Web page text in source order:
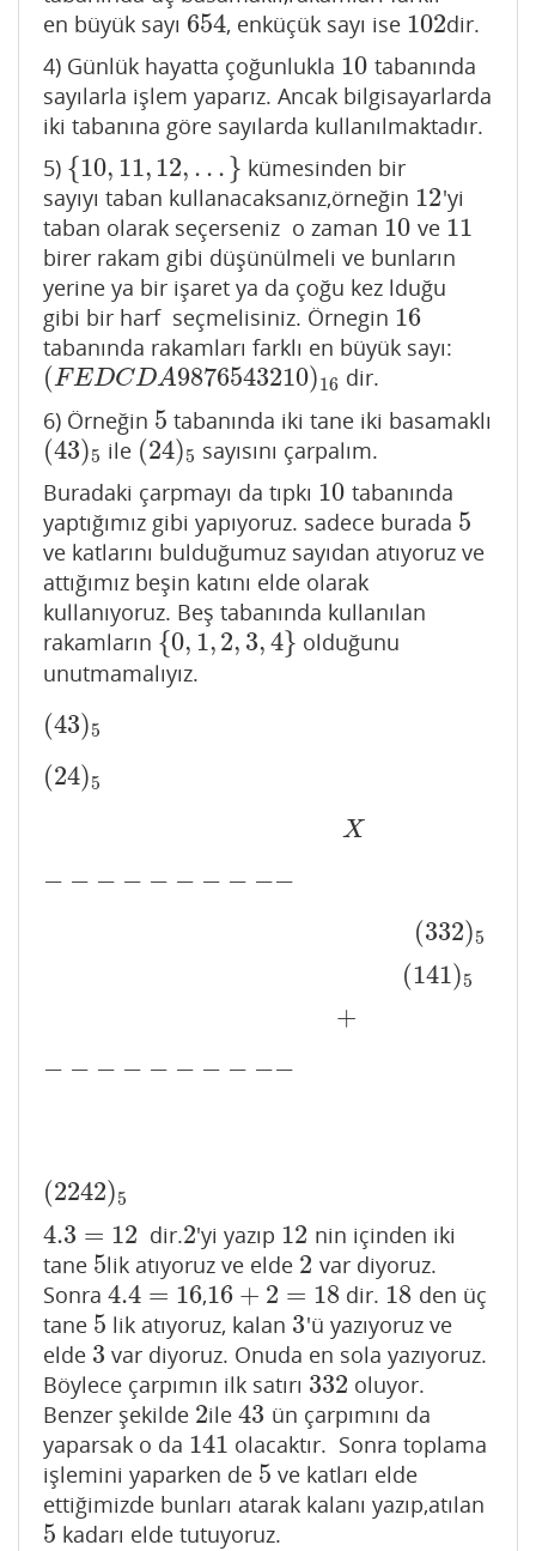
en büyük sayı 654
654, enküçük sayı ise 102
102dir.
4) Günlük hayatta çoğunlukla 10
10 tabanında
sayılarla işlem yaparız. Ancak bilgisayarlarda
iki tabanına göre sayılarda kullanılmaktadır.
5) {10, 11,12, . . .}
{ 10,11,12 ,...}
kümesinden bir
sayıyı taban kullanacaksanız,örneğin 12
12'yi
taban olarak seçerseniz o zaman 10
10 ve 11
11
birer rakam gibi düşünülmeli ve bunların
yerine ya bir işaret ya da çoğu kez lduğu
gibi bir harf seçmelisiniz. Örnegin 16
16
tabanında rakamları farklı en büyük sayı:
(FEDCDA9876543210)16
(FEDCDA9876543210)16
dir.
6) Örneğin 5
5 tabanında iki tane iki basamaklı
(43)5
(43)5 ile (24)5
(24)5
sayısını çarpalım.
Buradaki çarpmayı da tıpkı 10
10 tabanında
yaptığımız gibi yapıyoruz. sadece burada 5
5
ve katlarını bulduğumuz sayıdan atıyoruz ve
attığımız beşin katını elde olarak
kullanıyoruz. Beş tabanında kullanılan
rakamların {0, 1,2, 3,4}
{0,1 ,2, 3,4 }
olduğunu
unutmamalıyız.
(43)5
(43)5
(24)5
(24)5
X
X
− − − − − − − − −−
− −− −− −−−−−
(332)5
(332)5
(141)5
(141)5
+
+
− − − − − − − − −−
− −− −− −−−−−
(2242)5
(2242)5
4.3 = 12
4.3= 12 dir.2
2'yi yazıp 12
12 nin içinden iki
tane 5
5lik atıyoruz ve elde 2
2 var diyoruz.
Sonra 4.4 = 16
4.4= 16 ,16 + 2 = 18
16+2=18 dir. 18
18 den üç
tane 5
5 lik atıyoruz, kalan 3
3'ü yazıyoruz ve
elde 3
3 var diyoruz. Onuda en sola yazıyoruz.
Böylece çarpımın ilk satırı 332
332 oluyor.
Benzer şekilde 2
2ile43
43 ün çarpımını da
yaparsak o da 141
141 olacaktır. Sonra toplama
işlemini yaparken de 5
5 ve katları elde
ettiğimizde bunları atarak kalanı yazıp,atılan
5
5 kadarı elde tutuyoruz.